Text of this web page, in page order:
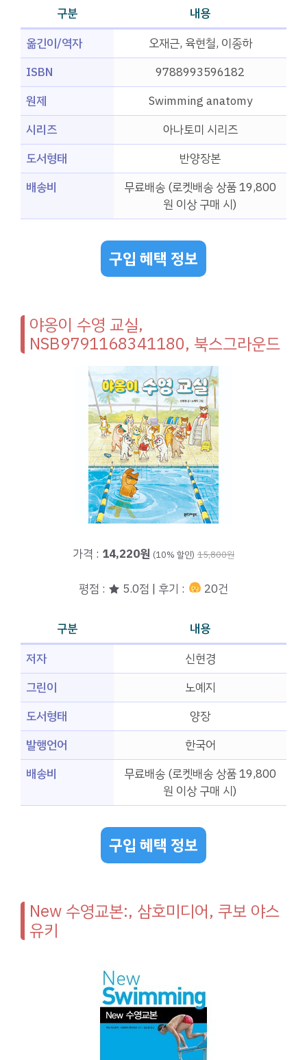
구분
내용
옮긴이/역자
오재근, 육현철, 이종하
ISBN
9788993596182
원제
Swimming anatomy
시리즈
아나토미 시리즈
도서형태
반양장본
배송비
무료배송 (로켓배송 상품 19,800
원 이상 구매 시)
구입 혜택 정보
야옹이 수영 교실,
NSB9791168341180, 북스그라운드
가격 : 14,220원 (10% 할인) 15,800원
평점 : ★ 5.0점 | 후기 : 20건
구분
내용
저자
신현경
그린이
노예지
도서형태
양장
발행언어
한국어
배송비
무료배송 (로켓배송 상품 19,800
원 이상 구매 시)
구입 혜택 정보
New 수영교본:, 삼호미디어, 쿠보 야스
유키